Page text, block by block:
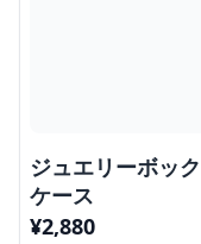
ジュエリーボッ
ケース
¥2,880